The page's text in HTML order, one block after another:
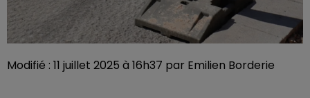
Modifié : 11 juillet 2025 à 16h37 par Emilien Borderie